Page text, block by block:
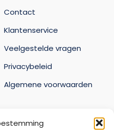
Contact
Klantenservice
Veelgestelde vragen
Privacybeleid
Algemene voorwaarden